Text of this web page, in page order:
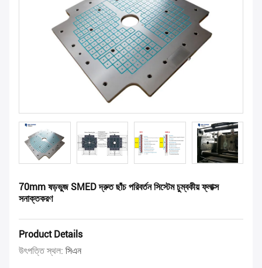
70mm ষড়ভুজ SMED দ্রুত ছাঁচ পরিবর্তন সিস্টেম চুম্বকীয় ফ্লাক্স
সনাক্তকরণ
Product Details
উৎপত্তি স্থল: সিএন